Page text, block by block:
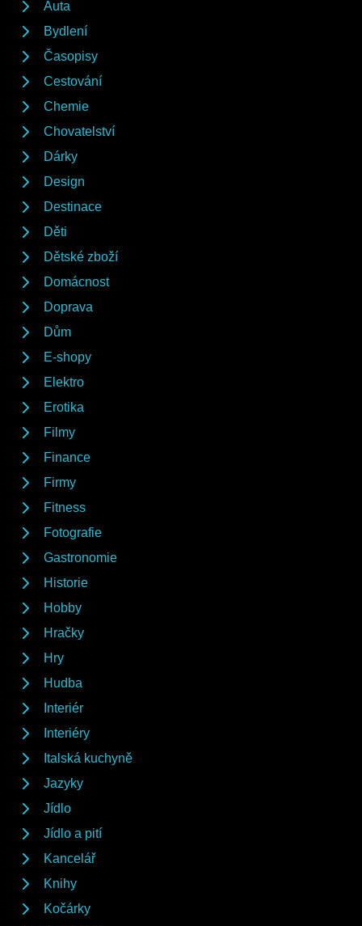
Auta
Bydlení
Časopisy
Cestování
Chemie
Chovatelství
Dárky
Design
Destinace
Děti
Dětské zboží
Domácnost
Doprava
Dům
E-shopy
Elektro
Erotika
Filmy
Finance
Firmy
Fitness
Fotografie
Gastronomie
Historie
Hobby
Hračky
Hry
Hudba
Interiér
Interiéry
Italská kuchyně
Jazyky
Jídlo
Jídlo a pití
Kancelář
Knihy
Kočárky